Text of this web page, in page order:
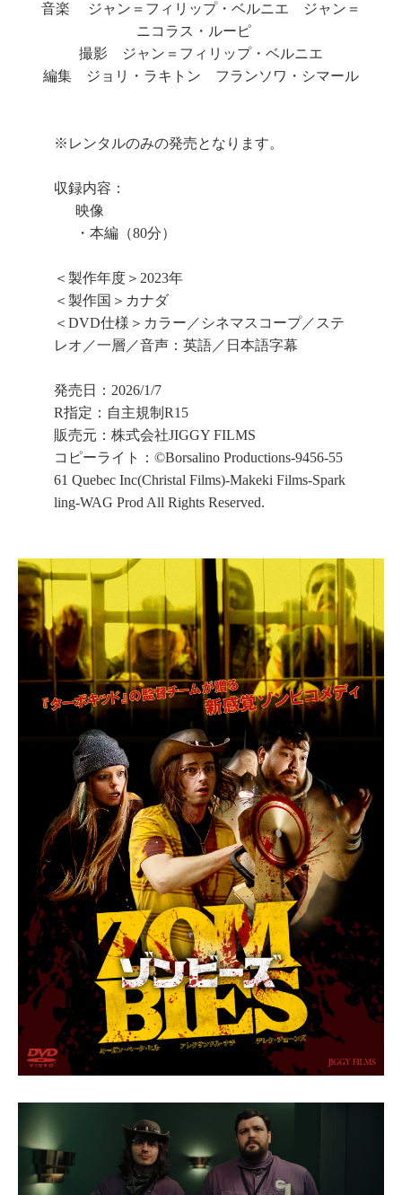
音楽 ジャン＝フィリップ・ベルニエ ジャン＝
ニコラス・ルーピ
撮影 ジャン＝フィリップ・ベルニエ
編集 ジョリ・ラキトン フランソワ・シマール
※レンタルのみの発売となります。
収録内容：
映像
・本編（80分）
＜製作年度＞2023年
＜製作国＞カナダ
＜DVD仕様＞カラー／シネマスコープ／ステ
レオ／一層／音声：英語／日本語字幕
発売日：2026/1/7
R指定：自主規制R15
販売元：株式会社JIGGY FILMS
コピーライト：©Borsalino Productions-9456-55
61 Quebec Inc(Christal Films)-Makeki Films-Spark
ling-WAG Prod All Rights Reserved.